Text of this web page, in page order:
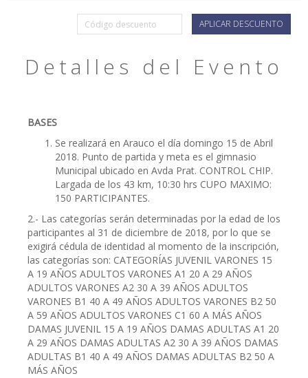
APLICAR DESCUENTO
Detalles del Evento
BASES
Se realizará en Arauco el día domingo 15 de Abril
2018. Punto de partida y meta es el gimnasio
Municipal ubicado en Avda Prat. CONTROL CHIP.
Largada de los 43 km, 10:30 hrs CUPO MAXIMO:
150 PARTICIPANTES.
2.- Las categorías serán determinadas por la edad de los
participantes al 31 de diciembre de 2018, por lo que se
exigirá cédula de identidad al momento de la inscripción,
las categorías son: CATEGORÍAS JUVENIL VARONES 15
A 19 AÑOS ADULTOS VARONES A1 20 A 29 AÑOS
ADULTOS VARONES A2 30 A 39 AÑOS ADULTOS
VARONES B1 40 A 49 AÑOS ADULTOS VARONES B2 50
A 59 AÑOS ADULTOS VARONES C1 60 A MÁS AÑOS
DAMAS JUVENIL 15 A 19 AÑOS DAMAS ADULTAS A1 20
A 29 AÑOS DAMAS ADULTAS A2 30 A 39 AÑOS DAMAS
ADULTAS B1 40 A 49 AÑOS DAMAS ADULTAS B2 50 A
MÁS AÑOS